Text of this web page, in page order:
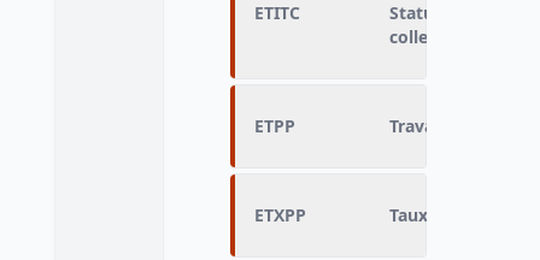
ETITC
Statut des
collectivités
ETPP Travail à temps
ETXPP Taux de temps